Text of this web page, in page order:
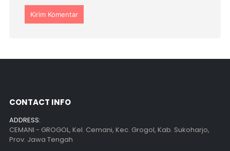
CONTACT INFO
ADDRESS:
CEMANI - GROGOL, Kel. Cemani, Kec. Grogol, Kab. Sukoharjo,
Prov. Jawa Tengah